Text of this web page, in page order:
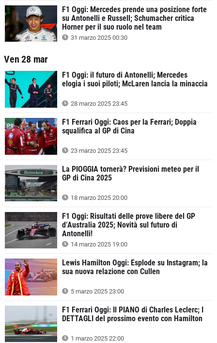
F1 Oggi: Mercedes prende una posizione forte
su Antonelli e Russell; Schumacher critica
Horner per il suo ruolo nel team
31 marzo 2025 00:30
Ven 28 mar
F1 Oggi: il futuro di Antonelli; Mercedes
elogia i suoi piloti; McLaren lancia la minaccia
28 marzo 2025 23:45
F1 Ferrari Oggi: Caos per la Ferrari; Doppia
squalifica al GP di Cina
23 marzo 2025 23:45
La PIOGGIA tornerà? Previsioni meteo per il
GP di Cina 2025
18 marzo 2025 20:00
F1 Oggi: Risultati delle prove libere del GP
d’Australia 2025; Novità sul futuro di
Antonelli!
14 marzo 2025 19:00
Lewis Hamilton Oggi: Esplode su Instagram; la
sua nuova relazione con Cullen
5 marzo 2025 23:00
F1 Ferrari Oggi: Il PIANO di Charles Leclerc; I
DETTAGLI del prossimo evento con Hamilton
1 marzo 2025 22:00